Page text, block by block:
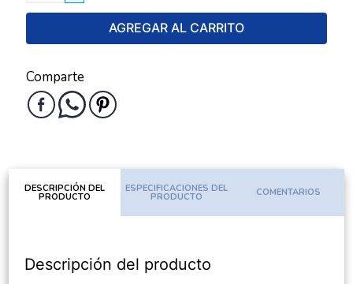
AGREGAR AL CARRITO
Comparte
DESCRIPCIÓN DEL
PRODUCTO
ESPECIFICACIONES DEL
PRODUCTO COMENTARIOS
Descripción del producto